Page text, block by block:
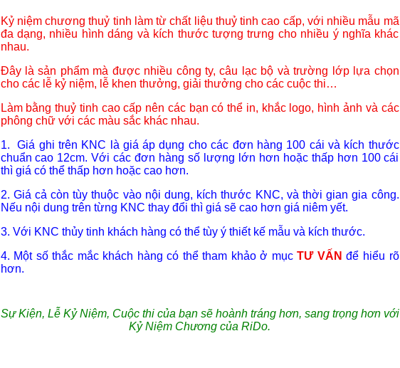
Kỷ niệm chương thuỷ tinh làm từ chất liệu thuỷ tinh cao cấp, với nhiều mẫu mã
đa dạng, nhiều hình dáng và kích thước tượng trưng cho nhiều ý nghĩa khác
nhau.
Đây là sản phẩm mà được nhiều công ty, câu lạc bộ và trường lớp lựa chọn
cho các lễ kỷ niệm, lễ khen thưởng, giải thưởng cho các cuộc thi…
Làm bằng thuỷ tinh cao cấp nên các bạn có thể in, khắc logo, hình ảnh và các
phông chữ với các màu sắc khác nhau.
1. Giá ghi trên KNC là giá áp dụng cho các đơn hàng 100 cái và kích thước
chuẩn cao 12cm. Với các đơn hàng số lượng lớn hơn hoặc thấp hơn 100 cái
thì giá có thể thấp hơn hoặc cao hơn.
2. Giá cả còn tùy thuộc vào nội dung, kích thước KNC, và thời gian gia công.
Nếu nội dung trên từng KNC thay đổi thì giá sẽ cao hơn giá niêm yết.
3. Với KNC thủy tinh khách hàng có thể tùy ý thiết kế mẫu và kích thước.
4. Một số thắc mắc khách hàng có thể tham khảo ở mụcTƯ VẤN để hiểu rõ
hơn.
Sự Kiện, Lễ Kỷ Niệm, Cuộc thi của bạn sẽ hoành tráng hơn, sang trọng hơn với
Kỷ Niệm Chương của RiDo.